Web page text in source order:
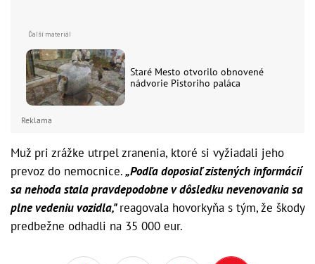
Staré Mesto otvorilo obnovené
nádvorie Pistoriho paláca
Reklama
Muž pri zrážke utrpel zranenia, ktoré si vyžiadali jeho
prevoz do nemocnice.„Podľa doposiaľ zistených informácií
sa nehoda stala pravdepodobne v dôsledku nevenovania sa
plne vedeniu vozidla,"reagovala hovorkyňa s tým, že škody
predbežne odhadli na 35 000 eur.